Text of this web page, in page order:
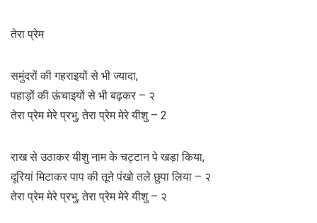
तेरा प्रेम
समुंदरों की गहराइयों से भी ज्यादा,
पहाड़ों की ऊंचाइयों से भी बढ़कर – २
तेरा प्रेम मेरे प्रभु, तेरा प्रेम मेरे यीशु – 2
राख से उठाकर यीशु नाम के चट्टान पे खड़ा किया,
दूरियां मिटाकर पाप की तूने पंखो तले छुपा लिया – २
तेरा प्रेम मेरे प्रभु, तेरा प्रेम मेरे यीशु – २